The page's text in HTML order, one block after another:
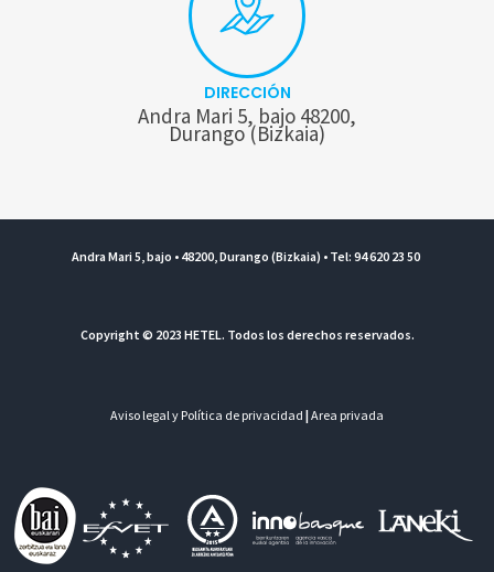
DIRECCIÓN
Andra Mari 5, bajo 48200,
Durango (Bizkaia)
Andra Mari 5, bajo • 48200, Durango (Bizkaia) • Tel: 94 620 23 50
Copyright © 2023 HETEL. Todos los derechos reservados.
Aviso legal y Política de privacidad |Area privada